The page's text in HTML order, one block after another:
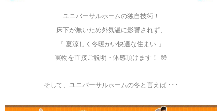
ユニバーサルホームの独自技術！
床下が無いため外気温に影響されず、
『 夏涼しく冬暖かい快適な住まい 』
実物を直接ご説明・体感頂けます！ 😳
そして、ユニバーサルホームの冬と言えば ･･･